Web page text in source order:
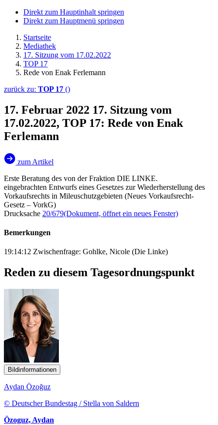
Direkt zum Hauptinhalt springen
Direkt zum Hauptmenü springen
Startseite
Mediathek
17. Sitzung vom 17.02.2022
TOP 17
Rede von Enak Ferlemann
zurück zu: TOP 17 ()
17. Februar 2022 17. Sitzung vom
17.02.2022, TOP 17: Rede von Enak
Ferlemann
zum Artikel
Erste Beratung des von der Fraktion DIE LINKE.
eingebrachten Entwurfs eines Gesetzes zur Wiederherstellung des
Vorkaufsrechts in Mileuschutzgebieten (Neues Vorkaufsrecht-
Gesetz – VorkG)
Drucksache 20/679(Dokument, öffnet ein neues Fenster)
Bemerkungen
19:14:12 Zwischenfrage: Gohlke, Nicole (Die Linke)
Reden zu diesem Tagesordnungspunkt
Bildinformationen
Aydan Özoğuz
© Deutscher Bundestag / Stella von Saldern
Özoguz, Aydan